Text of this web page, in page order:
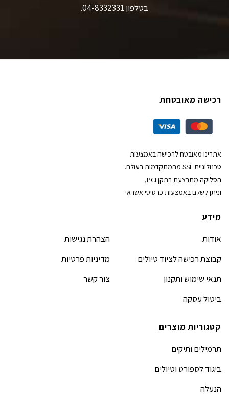
בטלפון 04-8332331.
רכישה מאובטחת
אתרינו מאובטח לרכישה באמצעות
טכנולוגיית SSL מהמתקדמות בעולם.
הסליקה מתבצעת בתקן PCI,
וניתן לשלם באמצעות כרטיסי אשראי
מידע
אודות
קבוצת רכישה לציוד טיולים
תנאי שימוש ותקנון
ביטול עסקה
הצהרת נגישות
מדיניות פרטיות
צור קשר
קטגוריות מוצרים
תרמילים ותיקים
ביגוד לספורט וטיולים
הנעלה